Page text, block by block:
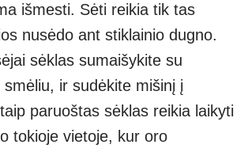
išmesti. Sėti reikia tik tas
nusėdo ant stiklainio dugno.
sėklas sumaišykite su
ir sudėkite mišinį į
paruoštas sėklas reikia laikyti
tokioje vietoje, kur oro